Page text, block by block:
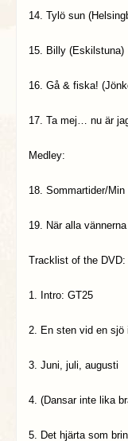
14. Tylö sun
15. Billy (Eskilstuna)
16. Gå & fiska!
17. Ta mej… nu är
Medley:
18. Sommartider/
19. När alla
Tracklist of the DVD:
1. Intro: GT25
2. En sten vid en sjö
3. Juni, juli, augusti
4. (Dansar inte lika
5. Det hjärta som